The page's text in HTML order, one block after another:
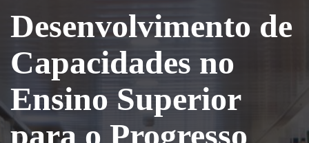
Desenvolvimento de
Capacidades no
Ensino Superior
para o Progresso